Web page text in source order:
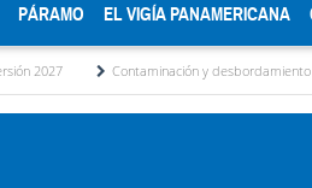
PÁRAMO EL VIGÍA PANAMERICANA
Contaminación y desbordamiento de cloacas